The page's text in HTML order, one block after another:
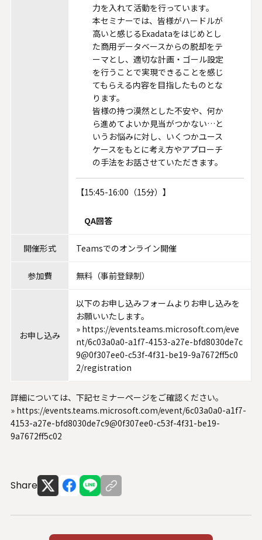
力を入れて活動を行っています。
本セミナーでは、皆様がハードルが
高いと感じるExadataをはじめとし
た商用データベースからの脱却をテ
ーマとし、適切な計画・ゴール設定
を行うことで実現できることを感じ
てもらえる内容を目指したものとな
ります。
皆様の持つ漠然とした不安や、何か
ら進めてよいか見当がつかない…と
いうお悩みに対し、いくつかユース
ケースをもとに考え方やアプローチ
の手法をお話させていただきます。
【15:45-16:00（15分）】
QA回答
開催形式 Teamsでのオンライン開催
参加費 無料（事前登録制）
お申し込み
以下のお申し込みフォームよりお申し込みを
お願いいたします。
» https://events.teams.microsoft.com/eve
nt/6c03a0a0-a1f7-4153-a27e-bfd8030de7c
9@0f307ee0-c53f-4f31-be19-9a7672ff5c0
2/registration
詳細については、下記セミナーページをご確認ください。
» https://events.teams.microsoft.com/event/6c03a0a0-a1f7-
4153-a27e-bfd8030de7c9@0f307ee0-c53f-4f31-be19-
9a7672ff5c02
Share